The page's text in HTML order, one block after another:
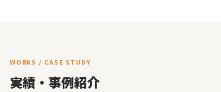
WORKS / CASE STUDY
実績・事例紹介